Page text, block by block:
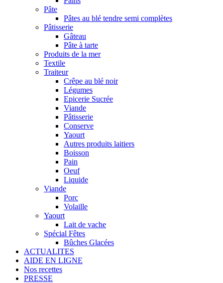
Pâte
Pâtes au blé tendre semi complètes
Pâtisserie
Gâteau
Pâte à tarte
Produits de la mer
Textile
Traiteur
Crêpe au blé noir
Légumes
Epicerie Sucrée
Viande
Pâtisserie
Conserve
Yaourt
Autres produits laitiers
Boisson
Pain
Oeuf
Liquide
Viande
Porc
Volaille
Yaourt
Lait de vache
Spécial Fêtes
Bûches Glacées
ACTUALITES
AIDE EN LIGNE
Nos recettes
PRESSE